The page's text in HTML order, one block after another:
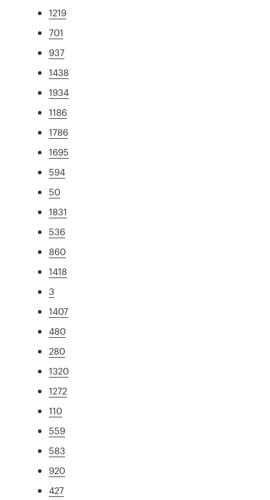
1219
701
937
1438
1934
1186
1786
1695
594
50
1831
536
860
1418
3
1407
480
280
1320
1272
110
559
583
920
427